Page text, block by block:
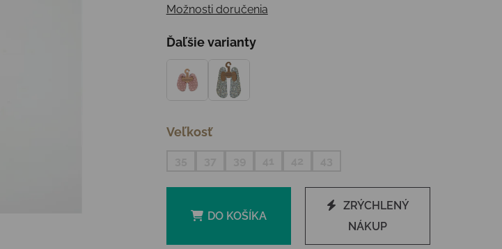
Možnosti doručenia
Ďaľšie varianty
Veľkosť
DO KOŠÍKA
ZRÝCHLENÝ
NÁKUP